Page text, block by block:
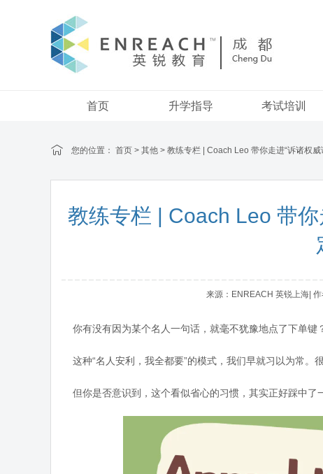
首页 升学指导 考试培训
您的位置： 首页 > 其他 > 教练专栏 | Coach Leo 带你走进“诉诸权
教练专栏 | Coach Leo 带
来源：ENREACH 英锐上海|
你有没有因为某个名人一句话，就毫不犹豫地点了下单键
这种“名人安利，我全都要”的模式，我们早就习以为常。
但你是否意识到，这个看似省心的习惯，其实正好踩中了